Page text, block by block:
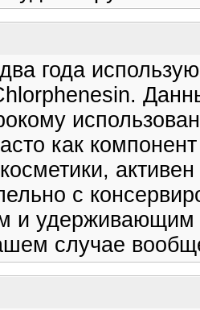
года
как
с
и удерживающим
случае